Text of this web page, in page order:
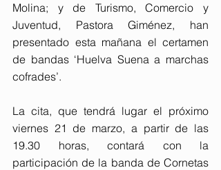
Molina; y de Turismo, Comercio y
Juventud, Pastora Giménez, han
presentado esta mañana el certamen
de bandas ‘Huelva Suena a marchas
cofrades’.
La cita, que tendrá lugar el próximo
viernes 21 de marzo, a partir de las
19.30 horas, contará con la
participación de la banda de Cornetas